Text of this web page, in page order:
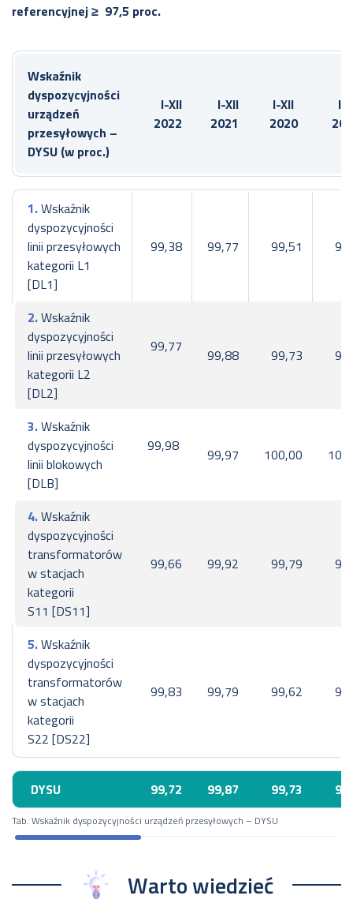
referencyjnej ≥ 97,5 proc.
Wskaźnik
dyspozycyjności
urządzeń
przesyłowych –
DYSU (w proc.)
I-XII
2022
I-XII
2021
I-XII
2020
I-
1.Wskaźnik
dyspozycyjności
linii przesyłowych
kategorii L1
[DL1]
99,38 99,77 99,51
2.Wskaźnik
dyspozycyjności
linii przesyłowych
kategorii L2
[DL2]
99,77 99,88 99,73
3.Wskaźnik
dyspozycyjności
linii blokowych
[DLB]
99,98 99,97 100,00
4.Wskaźnik
dyspozycyjności
transformatorów
w stacjach
kategorii
S11 [DS11]
99,66 99,92 99,79
5.Wskaźnik
dyspozycyjności
transformatorów
w stacjach
kategorii
S22 [DS22]
99,83 99,79 99,62
DYSU 99,72 99,87 99,73
Tab. Wskaźnik dyspozycyjności urządzeń przesyłowych – DYSU
Warto wiedzieć